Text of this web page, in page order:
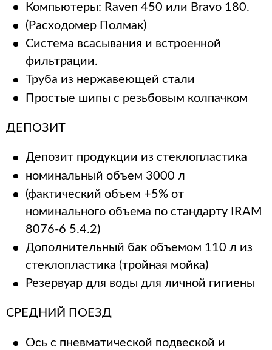
Компьютеры: Raven 450 или Bravo 180.
(Расходомер Полмак)
Система всасывания и встроенной
фильтрации.
Труба из нержавеющей стали
Простые шипы с резьбовым колпачком
ДЕПОЗИТ
Депозит продукции из стеклопластика
номинальный объем 3000 л
(фактический объем +5% от
номинального объема по стандарту IRAM
8076-6 5.4.2)
Дополнительный бак объемом 110 л из
стеклопластика (тройная мойка)
Резервуар для воды для личной гигиены
СРЕДНИЙ ПОЕЗД
Ось с пневматической подвеской и